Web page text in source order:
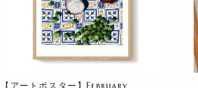
【アートポスター】February